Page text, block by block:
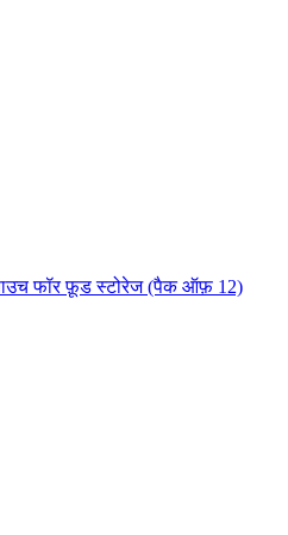
फॉर फ़ूड स्टोरेज (पैक ऑफ़ 12)